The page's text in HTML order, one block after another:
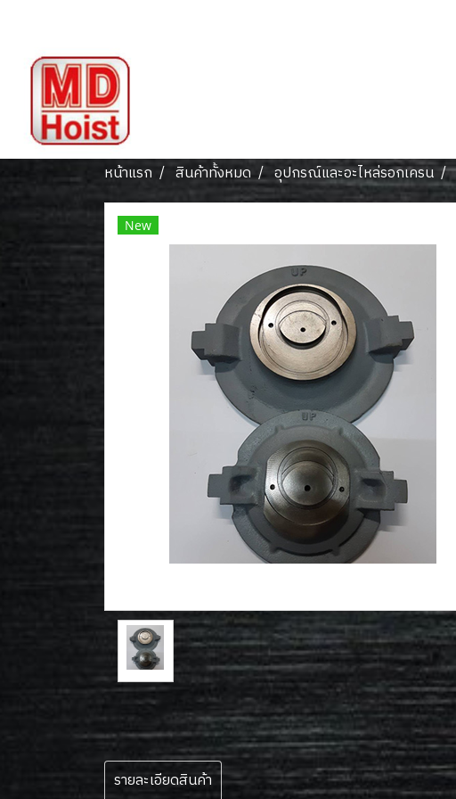
หน้าแรก สินค้าทั้งหมด อุปกรณ์และอะไหล่รอกเครน
New
รายละเอียดสินค้า